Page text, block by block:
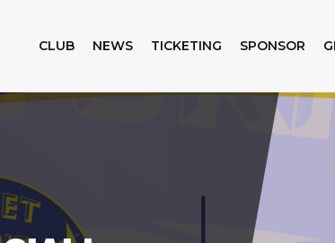
CLUB NEWS TICKETING SPONSOR